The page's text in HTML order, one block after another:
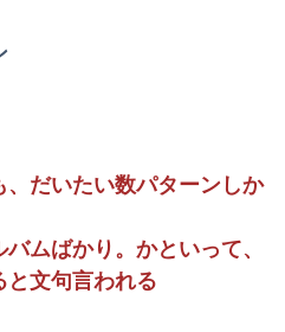
、だいたい数パターンしか
ムばかり。かといって、
と文句言われる